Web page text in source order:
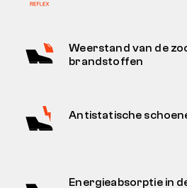
Weerstand van de
brandstoffen
Antistatische
Energieabsorptie in